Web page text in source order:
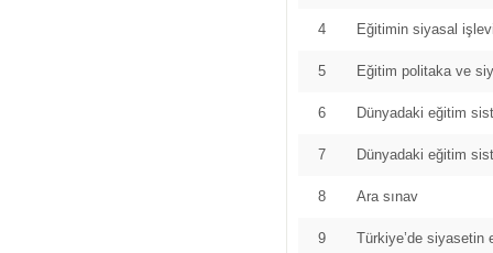
4 Eğitimin siyasal
5 Eğitim politaka ve
6 Dünyadaki eğitim
7 Dünyadaki eğitim
8 Ara sınav
9 Türkiye’de siyasetin